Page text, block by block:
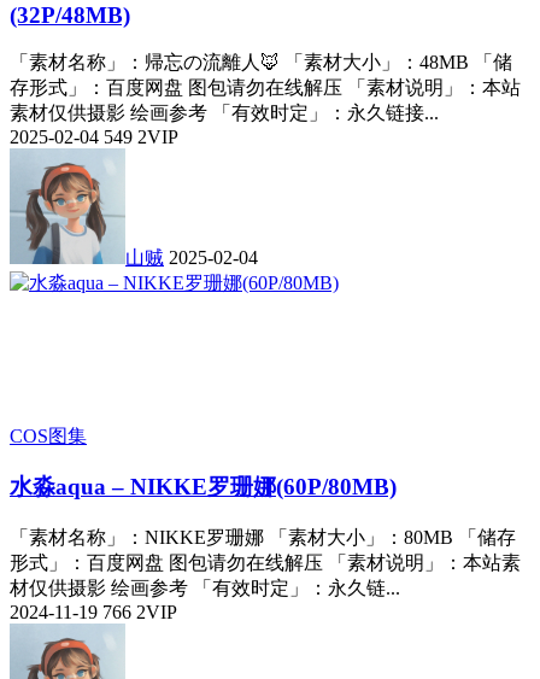
(32P/48MB)
「素材名称」：帰忘の流離人🦊 「素材大小」：48MB 「储
存形式」：百度网盘 图包请勿在线解压 「素材说明」：本站
素材仅供摄影 绘画参考 「有效时定」：永久链接...
2025-02-04 549 2VIP
山贼 2025-02-04
COS图集
水淼aqua – NIKKE罗珊娜(60P/80MB)
「素材名称」：NIKKE罗珊娜 「素材大小」：80MB 「储存
形式」：百度网盘 图包请勿在线解压 「素材说明」：本站素
材仅供摄影 绘画参考 「有效时定」：永久链...
2024-11-19 766 2VIP